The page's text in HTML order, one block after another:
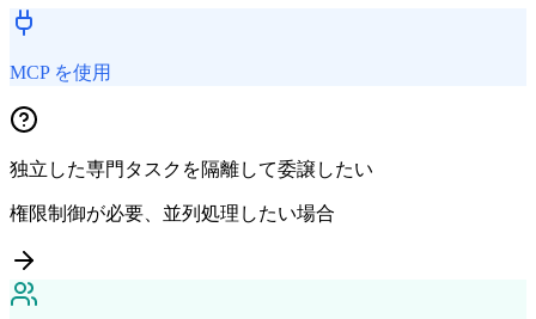
MCP を使用
独立した専門タスクを隔離して委譲したい
権限制御が必要、並列処理したい場合